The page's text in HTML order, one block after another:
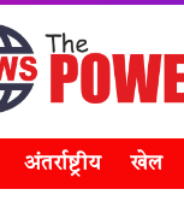
अंतर्राष्ट्रीय खेल